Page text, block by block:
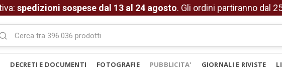
spedizioni sospese dal 13 al 24 agosto. Gli ordini partiranno dal
DECRETI E DOCUMENTI FOTOGRAFIE PUBBLICITA' GIORNALI E RIVISTE